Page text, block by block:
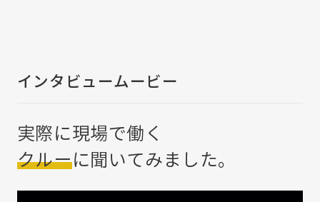
インタビュームービー
実際に現場で働く
クルーに聞いてみました。